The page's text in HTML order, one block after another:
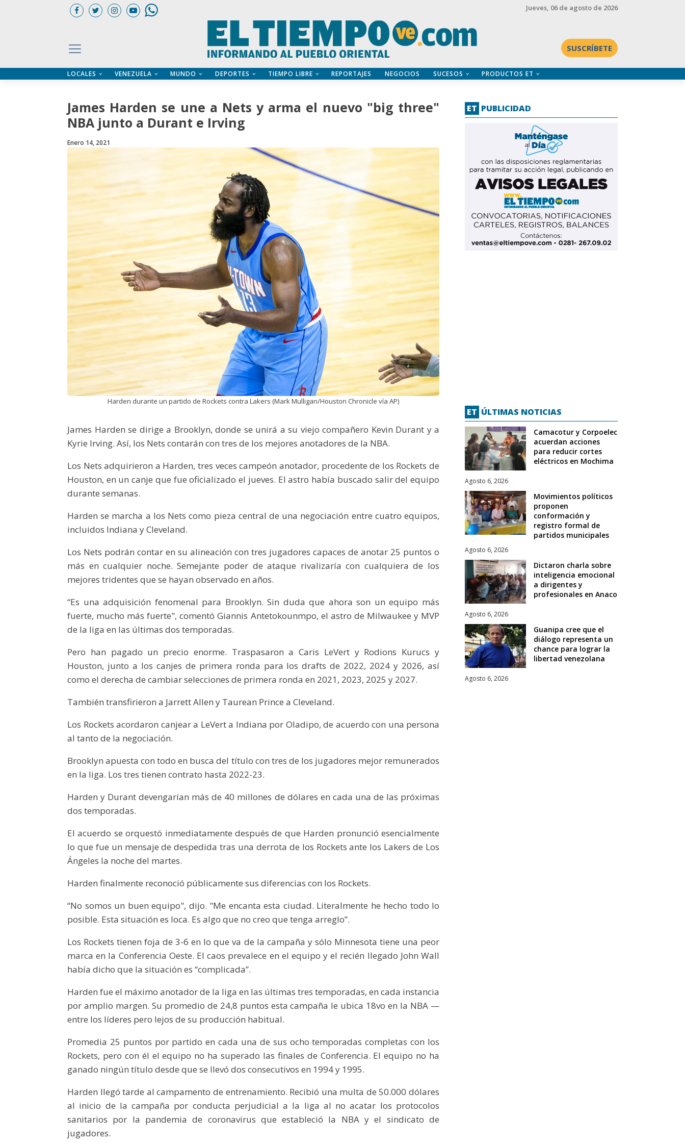
Jueves, 06 de agosto de 2026
SUSCRÍBETE
LOCALES VENEZUELA MUNDO DEPORTES TIEMPO LIBRE REPORTAJES NEGOCIOS SUCESOS PRODUCTOS ET
James Harden se une a Nets y arma el nuevo "big three"
NBA junto a Durant e Irving
Enero 14, 2021
Harden durante un partido de Rockets contra Lakers (Mark Mulligan/Houston Chronicle vía AP)
James Harden se dirige a Brooklyn, donde se unirá a su viejo compañero Kevin Durant y a
Kyrie Irving. Así, los Nets contarán con tres de los mejores anotadores de la NBA.
Los Nets adquirieron a Harden, tres veces campeón anotador, procedente de los Rockets de
Houston, en un canje que fue oficializado el jueves. El astro había buscado salir del equipo
durante semanas.
Harden se marcha a los Nets como pieza central de una negociación entre cuatro equipos,
incluidos Indiana y Cleveland.
Los Nets podrán contar en su alineación con tres jugadores capaces de anotar 25 puntos o
más en cualquier noche. Semejante poder de ataque rivalizaría con cualquiera de los
mejores tridentes que se hayan observado en años.
“Es una adquisición fenomenal para Brooklyn. Sin duda que ahora son un equipo más
fuerte, mucho más fuerte", comentó Giannis Antetokounmpo, el astro de Milwaukee y MVP
de la liga en las últimas dos temporadas.
Pero han pagado un precio enorme. Traspasaron a Caris LeVert y Rodions Kurucs y
Houston, junto a los canjes de primera ronda para los drafts de 2022, 2024 y 2026, así
como el derecha de cambiar selecciones de primera ronda en 2021, 2023, 2025 y 2027.
También transfirieron a Jarrett Allen y Taurean Prince a Cleveland.
Los Rockets acordaron canjear a LeVert a Indiana por Oladipo, de acuerdo con una persona
al tanto de la negociación.
Brooklyn apuesta con todo en busca del título con tres de los jugadores mejor remunerados
en la liga. Los tres tienen contrato hasta 2022-23.
Harden y Durant devengarían más de 40 millones de dólares en cada una de las próximas
dos temporadas.
El acuerdo se orquestó inmediatamente después de que Harden pronunció esencialmente
lo que fue un mensaje de despedida tras una derrota de los Rockets ante los Lakers de Los
Ángeles la noche del martes.
Harden finalmente reconoció públicamente sus diferencias con los Rockets.
“No somos un buen equipo", dijo. "Me encanta esta ciudad. Literalmente he hecho todo lo
posible. Esta situación es loca. Es algo que no creo que tenga arreglo”.
Los Rockets tienen foja de 3-6 en lo que va de la campaña y sólo Minnesota tiene una peor
marca en la Conferencia Oeste. El caos prevalece en el equipo y el recién llegado John Wall
había dicho que la situación es “complicada”.
Harden fue el máximo anotador de la liga en las últimas tres temporadas, en cada instancia
por amplio margen. Su promedio de 24,8 puntos esta campaña le ubica 18vo en la NBA —
entre los líderes pero lejos de su producción habitual.
Promedia 25 puntos por partido en cada una de sus ocho temporadas completas con los
Rockets, pero con él el equipo no ha superado las finales de Conferencia. El equipo no ha
ganado ningún título desde que se llevó dos consecutivos en 1994 y 1995.
Harden llegó tarde al campamento de entrenamiento. Recibió una multa de 50.000 dólares
al inicio de la campaña por conducta perjudicial a la liga al no acatar los protocolos
sanitarios por la pandemia de coronavirus que estableció la NBA y el sindicato de
jugadores.
ET PUBLICIDAD
ET ÚLTIMAS NOTICIAS
Camacotur y Corpoelec
acuerdan acciones
para reducir cortes
eléctricos en Mochima
Agosto 6, 2026
Movimientos políticos
proponen
conformación y
registro formal de
partidos municipales
Agosto 6, 2026
Dictaron charla sobre
inteligencia emocional
a dirigentes y
profesionales en Anaco
Agosto 6, 2026
Guanipa cree que el
diálogo representa un
chance para lograr la
libertad venezolana
Agosto 6, 2026